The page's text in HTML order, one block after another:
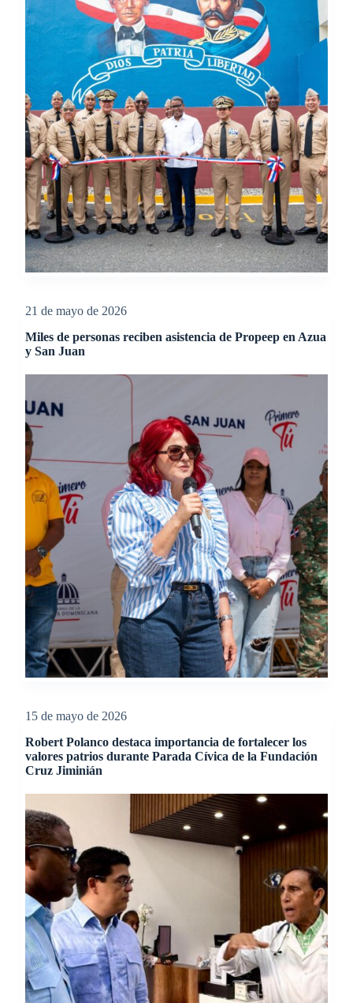
21 de mayo de 2026
Miles de personas reciben asistencia de Propeep en Azua
y San Juan
15 de mayo de 2026
Robert Polanco destaca importancia de fortalecer los
valores patrios durante Parada Cívica de la Fundación
Cruz Jiminián